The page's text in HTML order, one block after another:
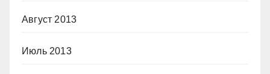
Август 2013
Июль 2013